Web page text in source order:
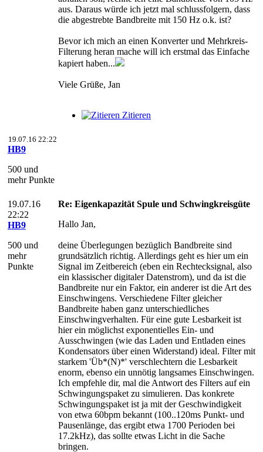
aus. Daraus würde ich jetzt mal schlussfolgern, dass
die abgestrebte Bandbreite mit 150 Hz o.k. ist?
Bevor ich mich an einen Konverter und Mehrkreis-
Filterung heran mache will ich erstmal das Einfache
kapiert haben...
Viele Grüße, Jan
Zitieren
19.07.16 22:22
HB9
500 und
mehr Punkte
19.07.16
22:22
HB9
500 und
mehr
Punkte
Re: Eigenkapazität Spule und Schwingkreisgüte
Hallo Jan,
deine Überlegungen bezüglich Bandbreite sind
grundsätzlich richtig. Allerdings geht es hier um ein
Signal im Zeitbereich (eben ein Rechtecksignal, also
ein klassischer digitaler Datenstrom), und da ist die
Bandbreite nur ein Faktor, ein anderer ist die Art des
Einschwingens. Verschiedene Filter gleicher
Bandbreite haben ganz unterschiedliches
Einschwingverhalten. Für eine gute Lesbarkeit ist
hier ein möglichst exponentielles Ein- und
Ausschwingen (wie das Laden und Entladen eines
Kondensators über einen Widerstand) ideal. Filter mit
starkem 'Üb*(N)*' verschlechtern die Lesbarkeit
enorm, ebenso ein unnötig langsames Einschwingen.
Ich empfehle dir, mal die Antwort des Filters auf ein
Schwingungspaket zu simulieren. Das konkrete
Schwingungspaket ist ja mit der Geschwindigkeit
von etwa 60bpm bekannt (100..120ms Punkt- und
Pausenlänge, das ergibt etwa 1700 Perioden bei
17.2kHz), das sollte etwas Licht in die Sache
bringen.